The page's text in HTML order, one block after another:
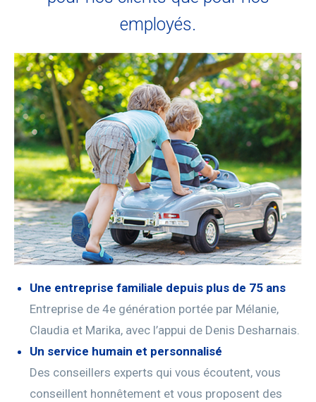
employés.
Une entreprise familiale depuis plus de 75 ans
Entreprise de 4e génération portée par Mélanie,
Claudia et Marika, avec l’appui de Denis Desharnais.
Un service humain et personnalisé
Des conseillers experts qui vous écoutent, vous
conseillent honnêtement et vous proposent des